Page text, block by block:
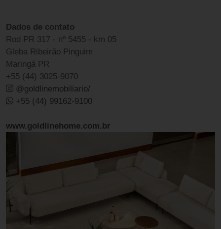
Dados de contato
Rod PR 317 - nº 5455 - km 05
Gleba Ribeirão Pinguim
Maringá PR
+55 (44) 3025-9070
@goldlinemobiliario/
+55 (44) 99162-9100
www.goldlinehome.com.br